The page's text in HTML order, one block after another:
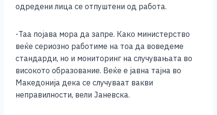
одредени лица се отпуштени од работа.
-Таа појава мора да запре. Како министерство
веќе сериозно работиме на тоа да воведеме
стандарди, но и мониторинг на случувањата во
високото образование. Веќе е јавна тајна во
Македонија дека се случуваат вакви
неправилности, вели Јаневска.